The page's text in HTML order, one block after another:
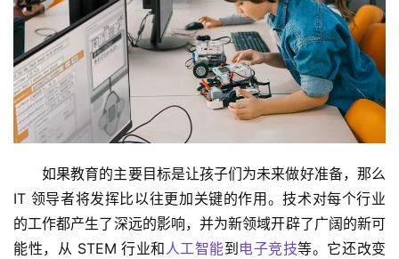
如果教育的主要目标是让孩子们为未来做好准备，那么
IT 领导者将发挥比以往更加关键的作用。技术对每个行业
的工作都产生了深远的影响，并为新领域开辟了广阔的新可
能性，从 STEM 行业和 人工智能到电子竞技等。它还改变